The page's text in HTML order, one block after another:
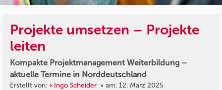
Projekte umsetzen – Projekte
leiten
Kompakte Projektmanagement Weiterbildung –
aktuelle Termine in Norddeutschland
Erstellt von: Ingo Scheider • am: 12. März 2025